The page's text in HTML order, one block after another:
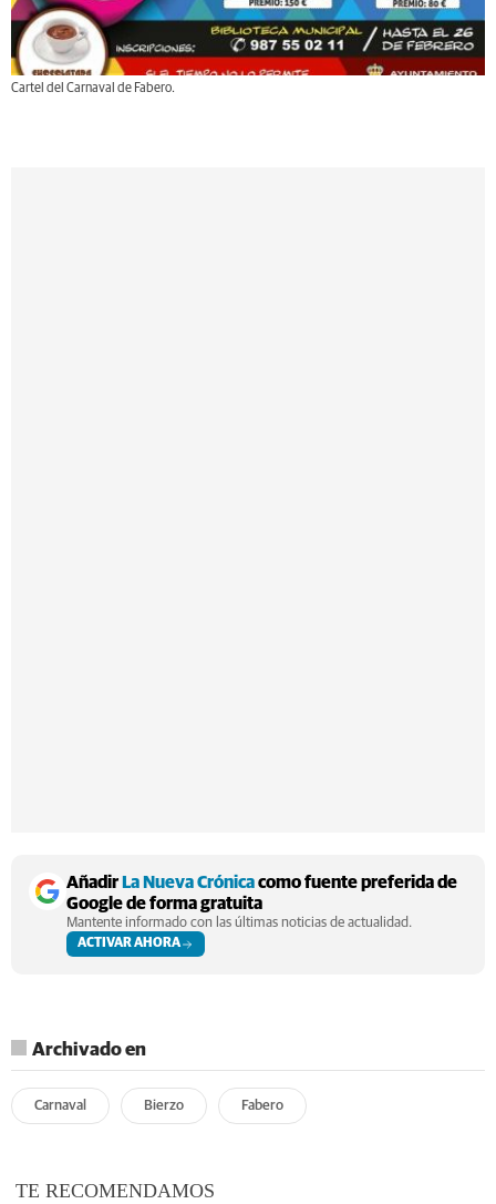
Cartel del Carnaval de Fabero.
Añadir La Nueva Crónicacomo fuente preferida de
Google de forma gratuita
Mantente informado con las últimas noticias de actualidad.
ACTIVAR AHORA
Archivado en
Carnaval Bierzo Fabero
TE RECOMENDAMOS